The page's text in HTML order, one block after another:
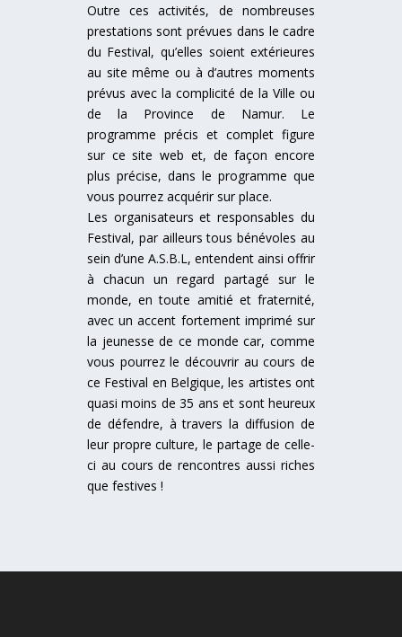
Outre ces activités, de nombreuses
prestations sont prévues dans le cadre
du Festival, qu’elles soient extérieures
au site même ou à d’autres moments
prévus avec la complicité de la Ville ou
de la Province de Namur. Le
programme précis et complet figure
sur ce site web et, de façon encore
plus précise, dans le programme que
vous pourrez acquérir sur place.
Les organisateurs et responsables du
Festival, par ailleurs tous bénévoles au
sein d’une A.S.B.L, entendent ainsi offrir
à chacun un regard partagé sur le
monde, en toute amitié et fraternité,
avec un accent fortement imprimé sur
la jeunesse de ce monde car, comme
vous pourrez le découvrir au cours de
ce Festival en Belgique, les artistes ont
quasi moins de 35 ans et sont heureux
de défendre, à travers la diffusion de
leur propre culture, le partage de celle-
ci au cours de rencontres aussi riches
que festives !